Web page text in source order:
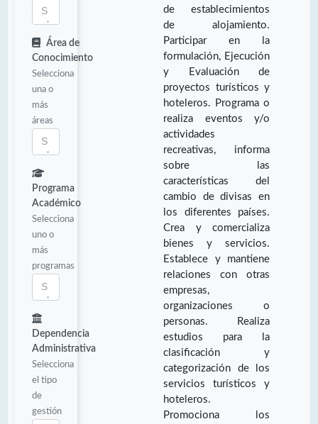
Área de
Conocimiento
Selecciona
una o
más
áreas
Programa
Académico
Selecciona
uno o
más
programas
Dependencia
Administrativa
Selecciona
el tipo
de
gestión
de establecimientos
de alojamiento.
Participar en la
formulación, Ejecución
y Evaluación de
proyectos turísticos y
hoteleros. Programa o
realiza eventos y/o
actividades
recreativas, informa
sobre las
características del
cambio de divisas en
los diferentes países.
Crea y comercializa
bienes y servicios.
Establece y mantiene
relaciones con otras
empresas,
organizaciones o
personas. Realiza
estudios para la
clasificación y
categorización de los
servicios turísticos y
hoteleros.
Promociona los